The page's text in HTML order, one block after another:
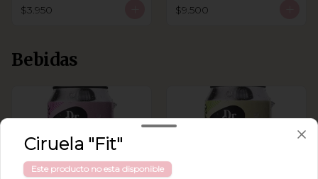
$3.950 $9.500
Bebidas
Ciruela "Fit"
Este producto no esta disponible